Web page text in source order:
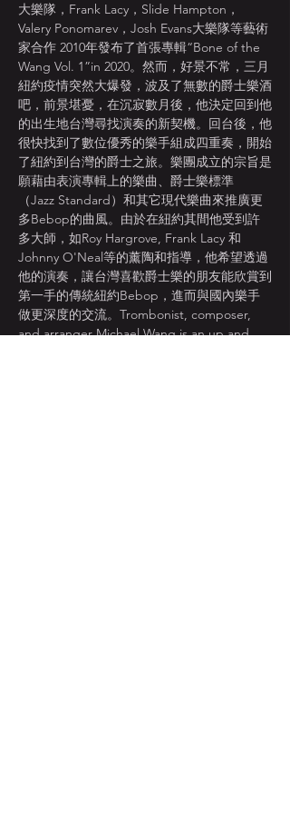
大樂隊，Frank Lacy，Slide Hampton，
Valery Ponomarev，Josh Evans大樂隊等藝術
家合作 2010年發布了首張專輯“Bone of the
Wang Vol. 1”in 2020。然而，好景不常，三月
紐約疫情突然大爆發，波及了無數的爵士樂酒
吧，前景堪憂，在沉寂數月後，他決定回到他
的出生地台灣尋找演奏的新契機。回台後，他
很快找到了數位優秀的樂手組成四重奏，開始
了紐約到台灣的爵士之旅。樂團成立的宗旨是
願藉由表演專輯上的樂曲、爵士樂標準
（Jazz Standard）和其它現代樂曲來推廣更
多Bebop的曲風。由於在紐約其間他受到許
多大師，如Roy Hargrove, Frank Lacy 和
Johnny O'Neal等的薰陶和指導，他希望透過
他的演奏，讓台灣喜歡爵士樂的朋友能欣賞到
第一手的傳統紐約Bebop，進而與國內樂手
做更深度的交流。Trombonist, composer,
and arranger Michael Wang is an up and